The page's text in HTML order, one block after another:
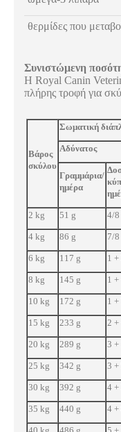
θερμίδες που
Συνιστώμενη
Η Royal Canin
πλήρης τροφή για
Βάρος
σκύλου
Σωματική
Αδύνατος
Γραμμάρια/
ημέρα
2 kg 51 g 4/8
4 kg 86 g 7/8
6 kg 117 g 1 +
8 kg 145 g 1 +
10 kg 172 g 1 +
15 kg 233 g 2 +
20 kg 289 g 3 +
25 kg 342 g 3 +
30 kg 392 g 4 +
35 kg 440 g 4 +